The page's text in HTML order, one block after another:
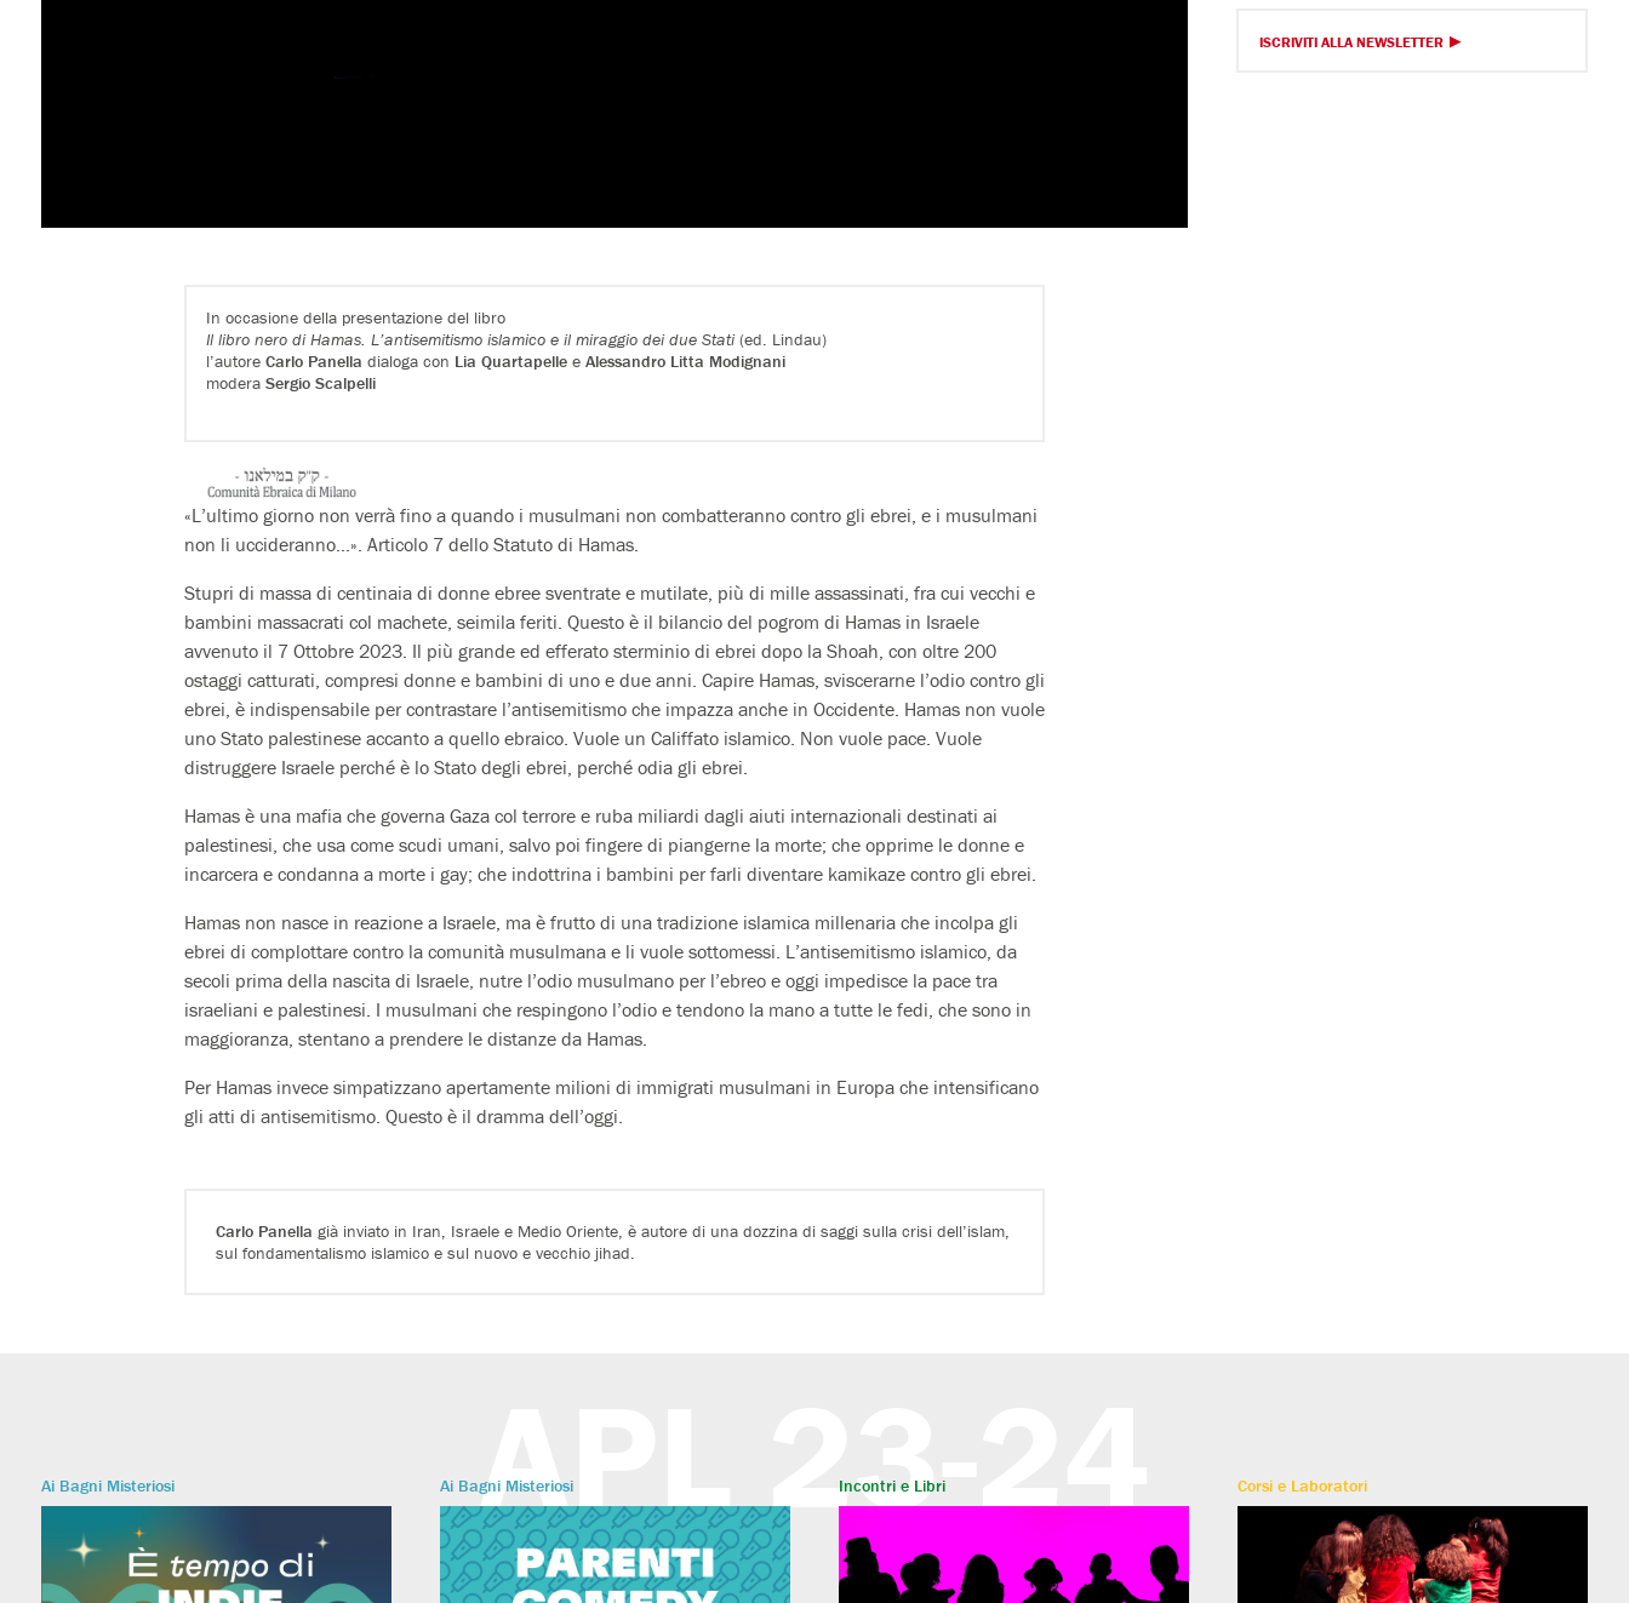
In occasione della presentazione del libro
Il libro nero di Hamas. L’antisemitismo islamico e il miraggio dei due Stati(ed. Lindau)
l’autoreCarlo Panella dialoga con Lia QuartapelleeAlessandro Litta Modignani
moderaSergio Scalpelli
«L’ultimo giorno non verrà fino a quando i musulmani non combatteranno contro gli ebrei, e i musulmani
non li uccideranno…». Articolo 7 dello Statuto di Hamas.
Stupri di massa di centinaia di donne ebree sventrate e mutilate, più di mille assassinati, fra cui vecchi e
bambini massacrati col machete, seimila feriti. Questo è il bilancio del pogrom di Hamas in Israele
avvenuto il 7 Ottobre 2023. Il più grande ed efferato sterminio di ebrei dopo la Shoah, con oltre 200
ostaggi catturati, compresi donne e bambini di uno e due anni. Capire Hamas, sviscerarne l’odio contro gli
ebrei, è indispensabile per contrastare l’antisemitismo che impazza anche in Occidente. Hamas non vuole
uno Stato palestinese accanto a quello ebraico. Vuole un Califfato islamico. Non vuole pace. Vuole
distruggere Israele perché è lo Stato degli ebrei, perché odia gli ebrei.
Hamas è una mafia che governa Gaza col terrore e ruba miliardi dagli aiuti internazionali destinati ai
palestinesi, che usa come scudi umani, salvo poi fingere di piangerne la morte; che opprime le donne e
incarcera e condanna a morte i gay; che indottrina i bambini per farli diventare kamikaze contro gli ebrei.
Hamas non nasce in reazione a Israele, ma è frutto di una tradizione islamica millenaria che incolpa gli
ebrei di complottare contro la comunità musulmana e li vuole sottomessi. L’antisemitismo islamico, da
secoli prima della nascita di Israele, nutre l’odio musulmano per l’ebreo e oggi impedisce la pace tra
israeliani e palestinesi. I musulmani che respingono l’odio e tendono la mano a tutte le fedi, che sono in
maggioranza, stentano a prendere le distanze da Hamas.
Per Hamas invece simpatizzano apertamente milioni di immigrati musulmani in Europa che intensificano
gli atti di antisemitismo. Questo è il dramma dell’oggi.
Carlo Panella già inviato in Iran, Israele e Medio Oriente, è autore di una dozzina di saggi sulla crisi dell’islam,
sul fondamentalismo islamico e sul nuovo e vecchio jihad.
ISCRIVITI ALLA NEWSLETTER
APL 23-24
Ai Bagni Misteriosi Ai Bagni Misteriosi Incontri e Libri Corsi e Laboratori